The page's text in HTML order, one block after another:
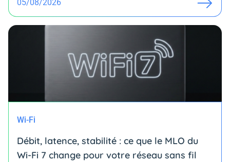
05/08/2026
Wi-Fi
Débit, latence, stabilité : ce que le MLO du
Wi-Fi 7 change pour votre réseau sans fil